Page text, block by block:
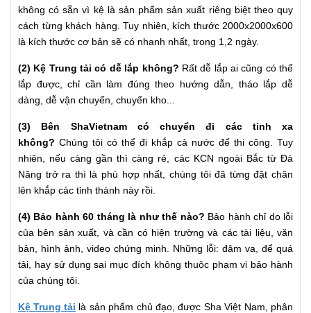
không có sẵn vì kệ là sản phẩm sản xuất riêng biệt theo quy
cách từng khách hàng. Tuy nhiên, kích thước 2000x2000x600
là kích thước cơ bản sẽ có nhanh nhất, trong 1,2 ngày.
(2) Kệ Trung tải có dễ lắp không? Rất dễ lắp ai cũng có thể
lắp được, chỉ cần làm đúng theo hướng dẫn, tháo lắp dễ
dàng, dễ vận chuyển, chuyển kho...
(3) Bên ShaVietnam có chuyển đi các tỉnh xa
không? Chúng tôi có thể đi khắp cả nước để thi công. Tuy
nhiên, nếu càng gần thì càng rẻ, các KCN ngoài Bắc từ Đà
Năng trở ra thì là phù hợp nhất, chúng tôi đã từng đặt chân
lên khắp các tỉnh thành này rồi.
(4) Bảo hành 60 tháng là như thế nào? Bảo hành chỉ do lỗi
của bên sản xuất, và cần có hiện trường và các tài liệu, văn
bản, hình ảnh, video chứng minh. Những lỗi: đâm va, để quá
tải, hay sử dụng sai mục đích không thuộc phạm vi bảo hành
của chúng tôi.
Kệ Trung tải là sản phẩm chủ đạo, được Sha Việt Nam, phân